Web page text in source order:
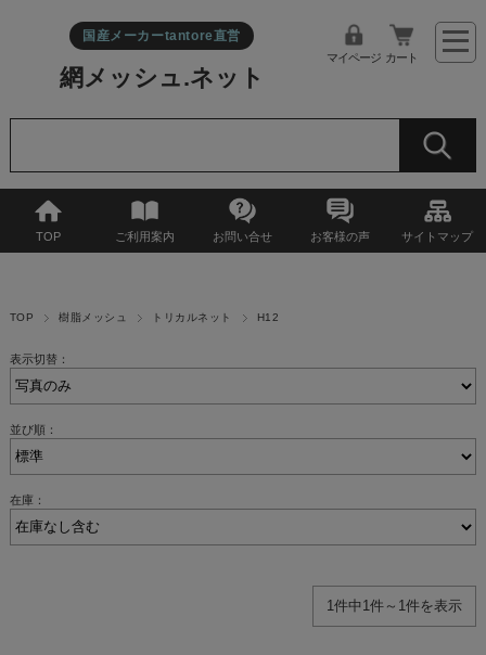
網メッシュ.ネット
国産メーカーtantore直営
マイページ カート
TOP ご利用案内 お問い合せ お客様の声 サイトマップ
TOP 樹脂メッシュ トリカルネット H12
表示切替：
並び順：
在庫：
1件中1件～1件を表示